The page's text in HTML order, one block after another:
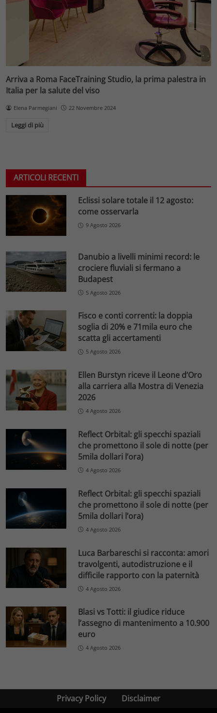
Arriva a Roma FaceTraining Studio, la prima palestra in
Italia per la salute del viso
Elena Parmegiani 22 Novembre 2024
Leggi di più
ARTICOLI RECENTI
Eclissi solare totale il 12 agosto:
come osservarla
9 Agosto 2026
Danubio a livelli minimi record: le
crociere fluviali si fermano a
Budapest
5 Agosto 2026
Fisco e conti correnti: la doppia
soglia di 20% e 71mila euro che
scatta gli accertamenti
5 Agosto 2026
Ellen Burstyn riceve il Leone d’Oro
alla carriera alla Mostra di Venezia
2026
4 Agosto 2026
Reflect Orbital: gli specchi spaziali
che promettono il sole di notte (per
5mila dollari l’ora)
4 Agosto 2026
Reflect Orbital: gli specchi spaziali
che promettono il sole di notte (per
5mila dollari l’ora)
4 Agosto 2026
Luca Barbareschi si racconta: amori
travolgenti, autodistruzione e il
difficile rapporto con la paternità
4 Agosto 2026
Blasi vs Totti: il giudice riduce
l’assegno di mantenimento a 10.900
euro
4 Agosto 2026
Privacy Policy Disclaimer